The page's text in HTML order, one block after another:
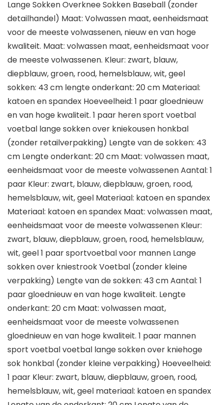
Lange Sokken Overknee Sokken Baseball (zonder
detailhandel) Maat: Volwassen maat, eenheidsmaat
voor de meeste volwassenen, nieuw en van hoge
kwaliteit. Maat: volwassen maat, eenheidsmaat voor
de meeste volwassenen. Kleur: zwart, blauw,
diepblauw, groen, rood, hemelsblauw, wit, geel
sokken: 43 cm lengte onderkant: 20 cm Materiaal:
katoen en spandex Hoeveelheid: 1 paar gloednieuw
en van hoge kwaliteit. 1 paar heren sport voetbal
voetbal lange sokken over kniekousen honkbal
(zonder retailverpakking) Lengte van de sokken: 43
cm Lengte onderkant: 20 cm Maat: volwassen maat,
eenheidsmaat voor de meeste volwassenen Aantal: 1
paar Kleur: zwart, blauw, diepblauw, groen, rood,
hemelsblauw, wit, geel Materiaal: katoen en spandex
Materiaal: katoen en spandex Maat: volwassen maat,
eenheidsmaat voor de meeste volwassenen Kleur:
zwart, blauw, diepblauw, groen, rood, hemelsblauw,
wit, geel 1 paar sportvoetbal voor mannen Lange
sokken over kniestrook Voetbal (zonder kleine
verpakking) Lengte van de sokken: 43 cm Aantal: 1
paar gloednieuw en van hoge kwaliteit. Lengte
onderkant: 20 cm Maat: volwassen maat,
eenheidsmaat voor de meeste volwassenen
gloednieuw en van hoge kwaliteit. 1 paar mannen
sport voetbal voetbal lange sokken over kniehoge
sok honkbal (zonder kleine verpakking) Hoeveelheid:
1 paar Kleur: zwart, blauw, diepblauw, groen, rood,
hemelsblauw, wit, geel materiaal: katoen en spandex